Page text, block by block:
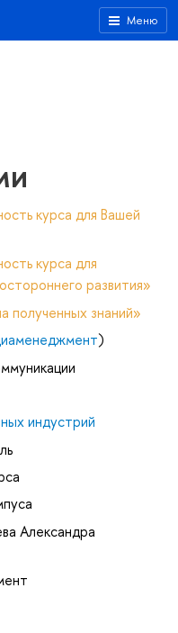
Меню
курса для Вашей
курса для
развития»
полученных знаний»
)
индустрий
Александра